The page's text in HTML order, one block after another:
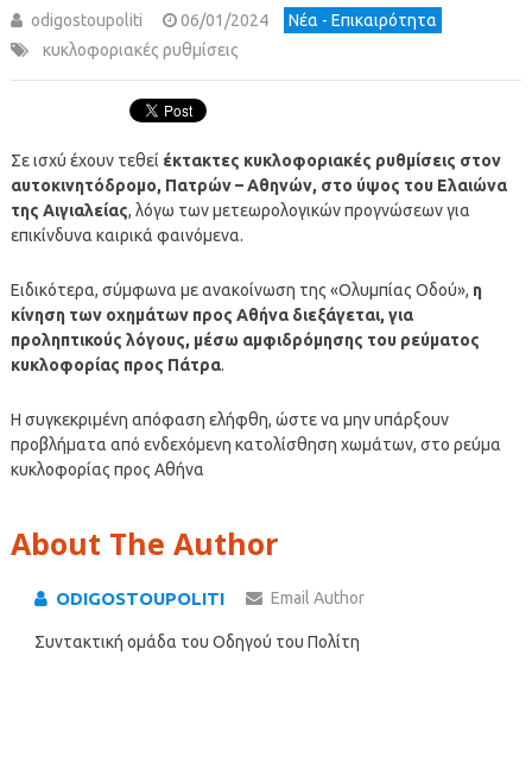
odigostoupoliti 06/01/2024
Νέα - Επικαιρότητα
κυκλοφοριακές ρυθμίσεις
Σε ισχύ έχουν τεθεί έκτακτες κυκλοφοριακές ρυθμίσεις στον
αυτοκινητόδρομο, Πατρών – Αθηνών, στο ύψος του Ελαιώνα
της Αιγιαλείας, λόγω των μετεωρολογικών προγνώσεων για
επικίνδυνα καιρικά φαινόμενα.
Ειδικότερα, σύμφωνα με ανακοίνωση της «Ολυμπίας Οδού», η
κίνηση των οχημάτων προς Αθήνα διεξάγεται, για
προληπτικούς λόγους, μέσω αμφιδρόμησης του ρεύματος
κυκλοφορίας προς Πάτρα.
Η συγκεκριμένη απόφαση ελήφθη, ώστε να μην υπάρξουν
προβλήματα από ενδεχόμενη κατολίσθηση χωμάτων, στο ρεύμα
κυκλοφορίας προς Αθήνα
About The Author
ODIGOSTOUPOLITI Email Author
Συντακτική ομάδα του Οδηγού του Πολίτη